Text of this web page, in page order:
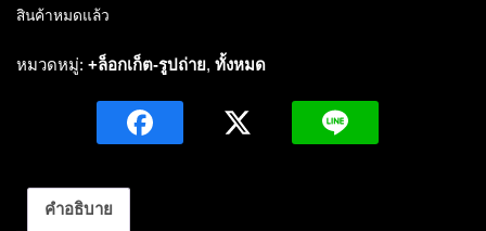
สินค้าหมดแล้ว
หมวดหมู่: +ล็อกเก็ต-รูปถ่าย, ทั้งหมด
คำอธิบาย